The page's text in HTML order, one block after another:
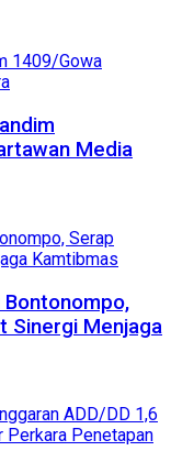
Media
Sinergi Menjaga